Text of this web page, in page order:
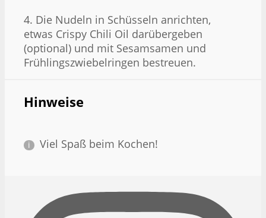
4. Die Nudeln in Schüsseln anrichten,
etwas Crispy Chili Oil darübergeben
(optional) und mit Sesamsamen und
Frühlingszwiebelringen bestreuen.
Hinweise
Viel Spaß beim Kochen!